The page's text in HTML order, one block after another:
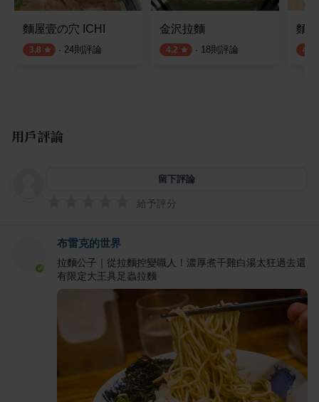
麵屋壹の穴 ICHI
3.8 · 24則評論
金沢拉麵
4.2 · 18則評論
麵
4.1
用戶評論
留下評論
給予評分
布雷克的世界
拉麵公子｜從拉麵控變職人！濃厚煮干雞白湯太狂過去還
有限定大王具足蟲拉麵